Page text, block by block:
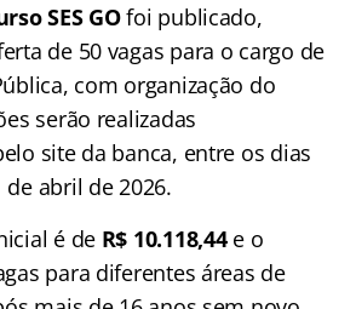
SES GOfoi publicado,
de 50 vagas para o cargo de
com organização do
serão realizadas
site da banca, entre os dias
abril de 2026.
é deR$ 10.118,44e o
para diferentes áreas de